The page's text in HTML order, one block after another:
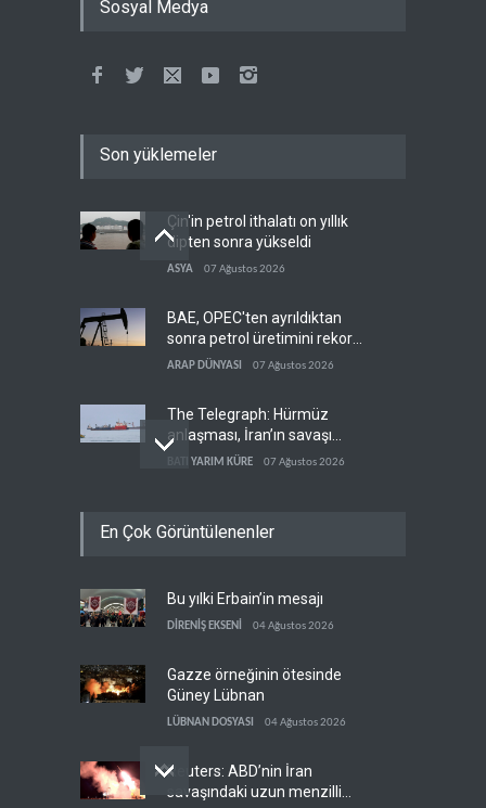
Sosyal Medya
Son yüklemeler
Çin'in petrol ithalatı on yıllık
dipten sonra yükseldi
ASYA 07 Ağustos 2026
BAE, OPEC'ten ayrıldıktan
sonra petrol üretimini rekor
düzeye çıkardı
ARAP DÜNYASI 07 Ağustos 2026
The Telegraph: Hürmüz
anlaşması, İran’ın savaşı
kazandığını gösteriyor
BATI YARIM KÜRE 07 Ağustos 2026
değiştirecek yeni askeri
İsrail güçleri Lübnan
ordusunu hedef aldı
En Çok Görüntülenenler
Bu yılki Erbain’in mesajı
DİRENİŞ EKSENİ 04 Ağustos 2026
Gazze örneğinin ötesinde
Güney Lübnan
LÜBNAN DOSYASI 04 Ağustos 2026
Reuters: ABD’nin İran
savaşındaki uzun menzilli